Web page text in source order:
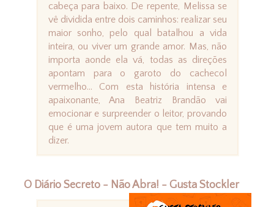
cabeça para baixo. De repente, Melissa se
vê dividida entre dois caminhos: realizar seu
maior sonho, pelo qual batalhou a vida
inteira, ou viver um grande amor. Mas, não
importa aonde ela vá, todas as direções
apontam para o garoto do cachecol
vermelho... Com esta história intensa e
apaixonante, Ana Beatriz Brandão vai
emocionar e surpreender o leitor, provando
que é uma jovem autora que tem muito a
dizer.
O Diário Secreto - Não Abra! - Gusta Stockler